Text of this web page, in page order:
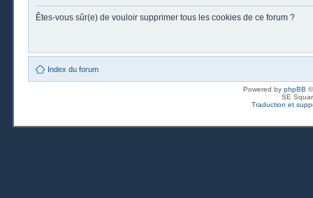
Êtes-vous sûr(e) de vouloir supprimer tous les cookies de ce forum ?
Index du forum
Powered by phpBB
SE
Traduction et